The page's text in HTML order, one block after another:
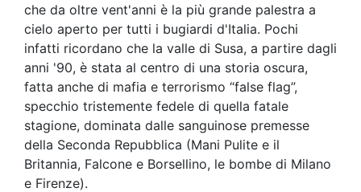
che da oltre vent'anni è la più grande palestra a
cielo aperto per tutti i bugiardi d'Italia. Pochi
infatti ricordano che la valle di Susa, a partire dagli
anni '90, è stata al centro di una storia oscura,
fatta anche di mafia e terrorismo “false flag”,
specchio tristemente fedele di quella fatale
stagione, dominata dalle sanguinose premesse
della Seconda Repubblica (Mani Pulite e il
Britannia, Falcone e Borsellino, le bombe di Milano
e Firenze).